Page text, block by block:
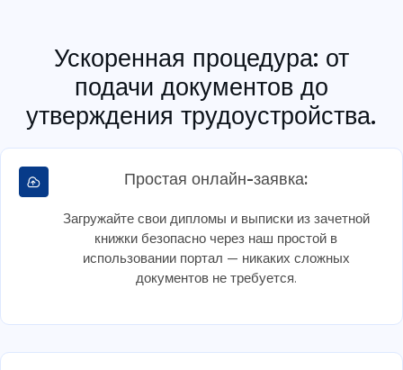
Ускоренная процедура: от
подачи документов до
утверждения трудоустройства.
Простая онлайн-заявка:
Загружайте свои дипломы и выписки из зачетной
книжки безопасно через наш простой в
использовании портал — никаких сложных
документов не требуется.